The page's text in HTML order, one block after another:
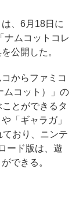
、6月18日に
ナムコットコレ
公開した。
からファミコ
ムコット）」の
とができるタ
「ギャラガ」
おり、ニンテ
ード版は、遊
できる。